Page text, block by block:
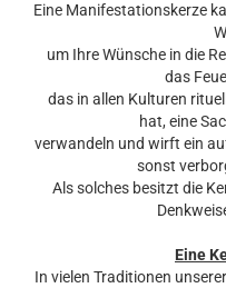
Eine Manifestationskerze
um Ihre Wünsche in die
das
das in allen Kulturen
hat, eine
verwandeln und wirft ein
sonst
Als solches besitzt die
Eine
In vielen Traditionen